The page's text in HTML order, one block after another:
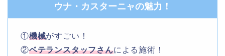
ウナ・カスターニャの魅力！
①機械がすごい！
②ベテランスタッフさんによる施術！